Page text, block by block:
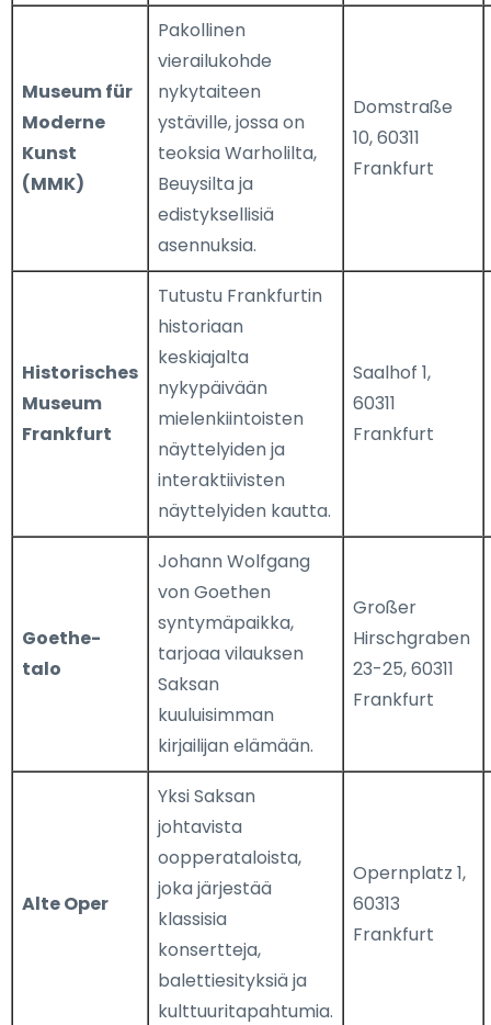
Museum für
Moderne
Kunst
(MMK)
Pakollinen
vierailukohde
nykytaiteen
ystäville, jossa on
teoksia Warholilta,
Beuysilta ja
edistyksellisiä
asennuksia.
Domstraße
10, 60311
Frankfurt
Historisches
Museum
Frankfurt
Tutustu Frankfurtin
historiaan
keskiajalta
nykypäivään
mielenkiintoisten
näyttelyiden ja
interaktiivisten
näyttelyiden kautta.
Saalhof 1,
60311
Frankfurt
Goethe-
talo
Johann Wolfgang
von Goethen
syntymäpaikka,
tarjoaa vilauksen
Saksan
kuuluisimman
kirjailijan elämään.
Großer
Hirschgraben
23-25, 60311
Frankfurt
Alte Oper
Yksi Saksan
johtavista
oopperataloista,
joka järjestää
klassisia
konsertteja,
balettiesityksiä ja
kulttuuritapahtumia.
Opernplatz 1,
60313
Frankfurt